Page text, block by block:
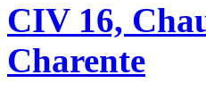
CIV 16,
Charente